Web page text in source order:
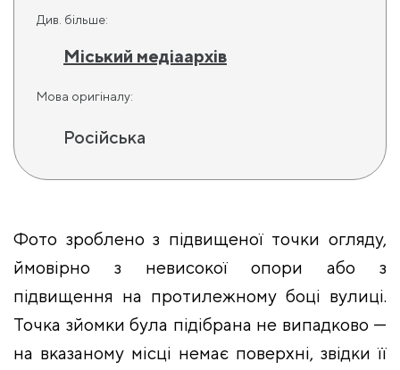
Див. більше:
Міський медіаархів
Мова оригіналу:
Російська
Фото зроблено з підвищеної точки огляду,
ймовірно з невисокої опори або з
підвищення на протилежному боці вулиці.
Точка зйомки була підібрана не випадково —
на вказаному місці немає поверхні, звідки її